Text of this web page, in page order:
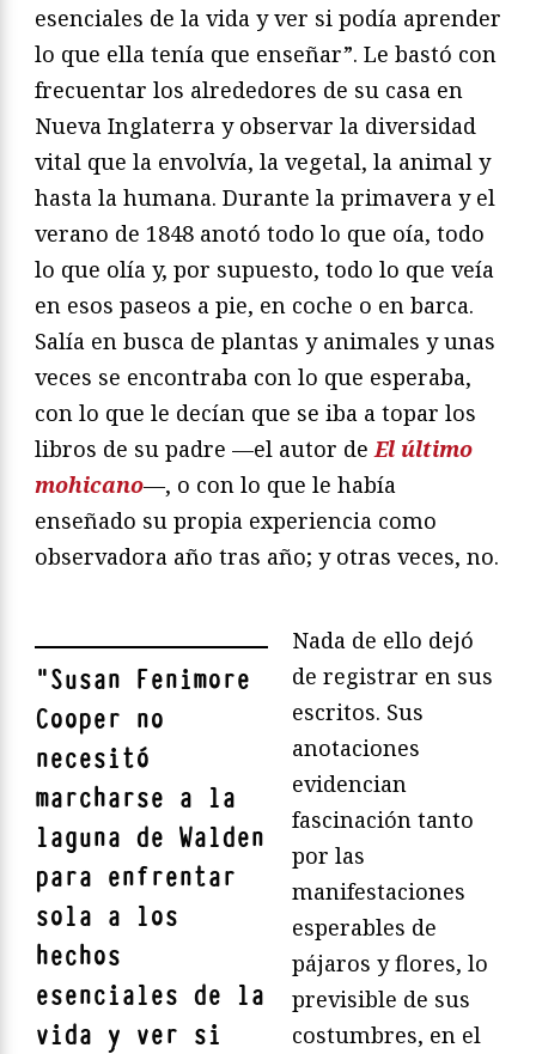
esenciales de la vida y ver si podía aprender
lo que ella tenía que enseñar”. Le bastó con
frecuentar los alrededores de su casa en
Nueva Inglaterra y observar la diversidad
vital que la envolvía, la vegetal, la animal y
hasta la humana. Durante la primavera y el
verano de 1848 anotó todo lo que oía, todo
lo que olía y, por supuesto, todo lo que veía
en esos paseos a pie, en coche o en barca.
Salía en busca de plantas y animales y unas
veces se encontraba con lo que esperaba,
con lo que le decían que se iba a topar los
libros de su padre —el autor de El último
mohicano—, o con lo que le había
enseñado su propia experiencia como
observadora año tras año; y otras veces, no.
"Susan Fenimore
Cooper no
necesitó
marcharse a la
laguna de Walden
para enfrentar
sola a los
hechos
esenciales de la
vida y ver si
Nada de ello dejó
de registrar en sus
escritos. Sus
anotaciones
evidencian
fascinación tanto
por las
manifestaciones
esperables de
pájaros y flores, lo
previsible de sus
costumbres, en el